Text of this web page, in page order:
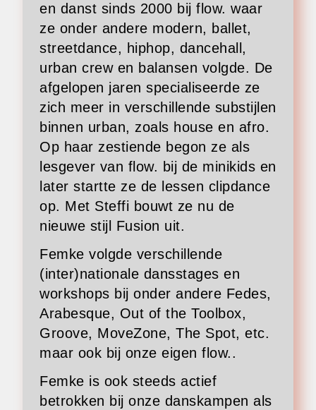
en danst sinds 2000 bij flow. waar
ze onder andere modern, ballet,
streetdance, hiphop, dancehall,
urban crew en balansen volgde. De
afgelopen jaren specialiseerde ze
zich meer in verschillende substijlen
binnen urban, zoals house en afro.
Op haar zestiende begon ze als
lesgever van flow. bij de minikids en
later startte ze de lessen clipdance
op. Met Steffi bouwt ze nu de
nieuwe stijl Fusion uit.
Femke volgde verschillende
(inter)nationale dansstages en
workshops bij onder andere Fedes,
Arabesque, Out of the Toolbox,
Groove, MoveZone, The Spot, etc.
maar ook bij onze eigen flow..
Femke is ook steeds actief
betrokken bij onze danskampen als